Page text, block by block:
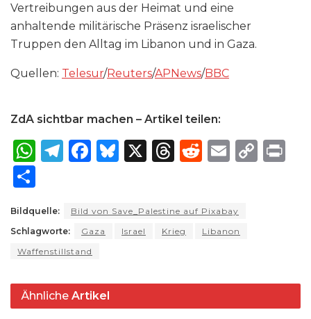
Vertreibungen aus der Heimat und eine
anhaltende militärische Präsenz israelischer
Truppen den Alltag im Libanon und in Gaza.
Quellen: Telesur/Reuters/APNews/BBC
ZdA sichtbar machen – Artikel teilen:
W
ts
A
p
p
T
g
ra
m
F
e
b
o
o
k
B
s
k
X
T
a
d
R
di
t
E
l
C
k
ar
e
Bildquelle:
Bild von Save_Palestine auf Pixabay
Schlagworte:
Gaza Israel Krieg
Libanon
Waffenstillstand
Ähnliche Artikel